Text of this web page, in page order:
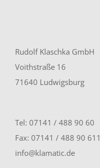
Rudolf Klaschka GmbH
Voithstraße 16
71640 Ludwigsburg
Tel: 07141 / 488 90 60
Fax: 07141 / 488 90 611
info@klamatic.de